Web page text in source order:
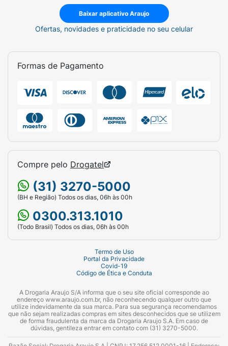
Baixar aplicativo Araujo
Ofertas, novidades e praticidade no seu celular
Formas de Pagamento
Compre pelo Drogatel
(31) 3270-5000
(BH e Região) Todos os dias, 06h às 00h
0300.313.1010
(Todo Brasil) Todos os dias, 06h às 00h
Termo de Uso
Portal da Privacidade
Covid-19
Código de Ética e Conduta
A Drogaria Araujo S/A informa que o seu site oficial corresponde ao
endereço www.araujo.com.br, não reconhecendo qualquer outro que
utilize indevidamente da sua marca. Para sua segurança recomendamos
que não sejam realizadas compras em sites desconhecidos que se utilizem
de forma fraudulenta da marca da Drogaria Araujo S.A. Em caso de
dúvidas, gentileza entrar em contato com (31) 3270-5000.